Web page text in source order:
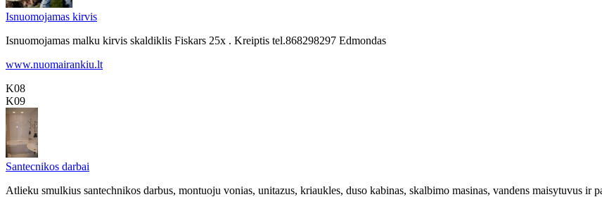
Isnuomojamas kirvis
Isnuomojamas malku kirvis skaldiklis Fiskars 25x . Kreiptis tel.868298297 Edmondas
www.nuomairankiu.lt
K08
K09
Santecnikos darbai
Atlieku smulkius santechnikos darbus, montuoju vonias, unitazus, kriaukles, duso kabinas, skalbimo masinas, vandens maisytuvus ir